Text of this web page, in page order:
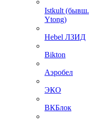
Istkult (бывш.
Ytong)
Hebel ЛЗИД
Bikton
Аэробел
ЭКО
ВКБлок